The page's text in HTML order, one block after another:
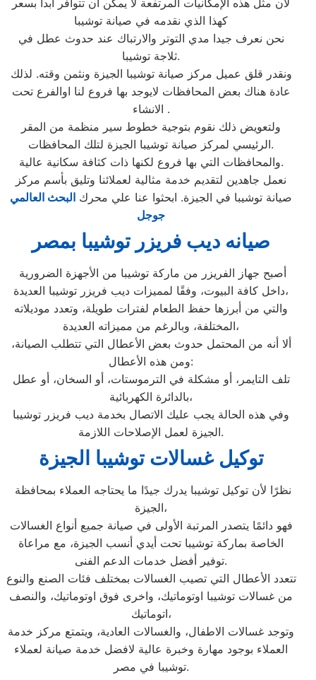
لأن مثل هذه الإمكانيات المرتفعة لا يمكن أن تتوافر أبداً بسعر
كهذا الذي نقدمه في صيانة توشيبا
نحن نعرف جيدا مدي التوتر والارتباك عند حدوث عطل في
ثلاجة توشيبا.
ونقدر قلق عميل مركز صيانة توشيبا الجيزة ونثمن وقته. لذلك
عادة هناك بعض المحافظات لايوجد بها فروع لنا اوالفرع تحت
الانشاء .
ولتعويض ذلك نقوم بتوجية خطوط سير منظمة من المقر
الرئيسي لمركز صيانة توشيبا الجيزة لتلك المحافظات.
والمحافظات التي بها فروع لكنها ذات كثافة سكانية عالية.
نعمل جاهدين لتقديم خدمة مثالية لعملائنا وتليق بأسم مركز
صيانة توشيبا في الجيزة. ابحثوا عنا علي محرك البحث العالمي
جوجل
صيانه ديب فريزر توشيبا بمصر
داخل كافة البيوت، وفقًا لمميزات ديب فريزر توشيبا العديدة،
والتي من أبرزها حفظ الطعام لفترات طويلة، وتعدد موديلاته
المختلفة، وبالرغم من مميزاته العديدة،
ألا أنه من المحتمل حدوث بعض الأعطال التي تتطلب الصيانة،
ومن هذه الأعطال:
تلف التايمر، أو مشكلة في الترموستات، أو السخان، أو عطل
بالدائرة الكهربائية،
وفي هذه الحالة يجب عليك الاتصال بخدمة ديب فريزر توشيبا
الجيزة لعمل الإصلاحات اللازمة.
توكيل غسالات توشيبا الجيزة
الجيزة،
فهو دائمًا يتصدر المرتبة الأولى في صيانة جميع أنواع الغسالات
الخاصة بماركة توشيبا تحت أيدي أنسب الجيزة، مع مراعاة
توفير أفضل خدمات الدعم الفنى.
تتعدد الأعطال التي تصيب الغسالات بمختلف فئات الصنع والنوع
من غسالات توشيبا اوتوماتيك، واخرى فوق اوتوماتيك، والنصف
اتوماتيك،
وتوجد غسالات الاطفال، والغسالات العادية، ويتمتع مركز خدمة
العملاء بوجود مهارة وخبرة عالية لافضل خدمة صيانة لعملاء
توشيبا في مصر.